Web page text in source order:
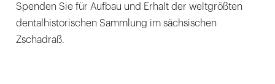
Spenden Sie für Aufbau und Erhalt der weltgrößten
dentalhistorischen Sammlung im sächsischen
Zschadraß.